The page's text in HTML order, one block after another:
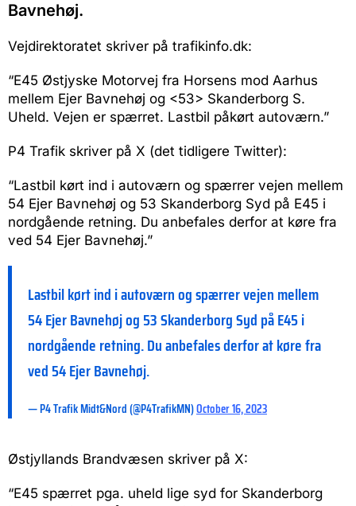
Bavnehøj.
Vejdirektoratet skriver på trafikinfo.dk:
“E45 Østjyske Motorvej fra Horsens mod Aarhus
mellem Ejer Bavnehøj og <53> Skanderborg S.
Uheld. Vejen er spærret. Lastbil påkørt autoværn.”
P4 Trafik skriver på X (det tidligere Twitter):
“Lastbil kørt ind i autoværn og spærrer vejen mellem
54 Ejer Bavnehøj og 53 Skanderborg Syd på E45 i
nordgående retning. Du anbefales derfor at køre fra
ved 54 Ejer Bavnehøj.”
Lastbil kørt ind i autoværn og spærrer vejen mellem
54 Ejer Bavnehøj og 53 Skanderborg Syd på E45 i
nordgående retning. Du anbefales derfor at køre fra
ved 54 Ejer Bavnehøj.
— P4 Trafik Midt&Nord (@P4TrafikMN)October 16, 2023
Østjyllands Brandvæsen skriver på X:
“E45 spærret pga. uheld lige syd for Skanderborg